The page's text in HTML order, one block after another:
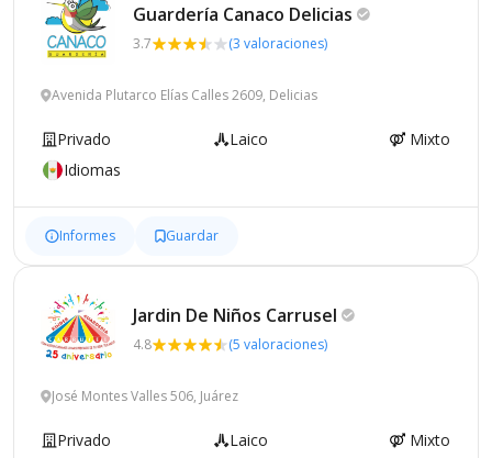
Guardería Canaco Delicias
3.7 (3 valoraciones)
Avenida Plutarco Elías Calles 2609, Delicias
Privado Laico
Mixto
Idiomas
Informes Guardar
Jardin De Niños Carrusel
4.8 (5 valoraciones)
José Montes Valles 506, Juárez
Privado Laico
Mixto